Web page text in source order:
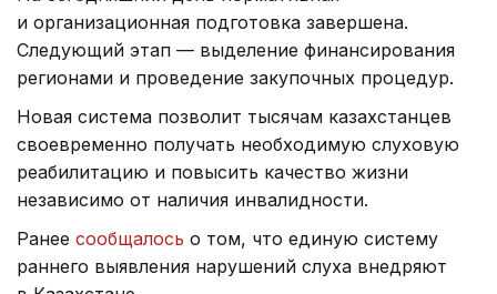
и организационная подготовка завершена.
Следующий этап — выделение финансирования
регионами и проведение закупочных процедур.
Новая система позволит тысячам казахстанцев
своевременно получать необходимую слуховую
реабилитацию и повысить качество жизни
независимо от наличия инвалидности.
Ранее сообщалось о том, что единую систему
раннего выявления нарушений слуха внедряют